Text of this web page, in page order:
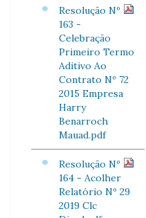
Resolução Nº
163 -
Celebração
Primeiro Termo
Aditivo Ao
Contrato Nº 72
2015 Empresa
Harry
Benarroch
Mauad.pdf
Resolução Nº
164 - Acolher
Relatório Nº 29
2019 Clc